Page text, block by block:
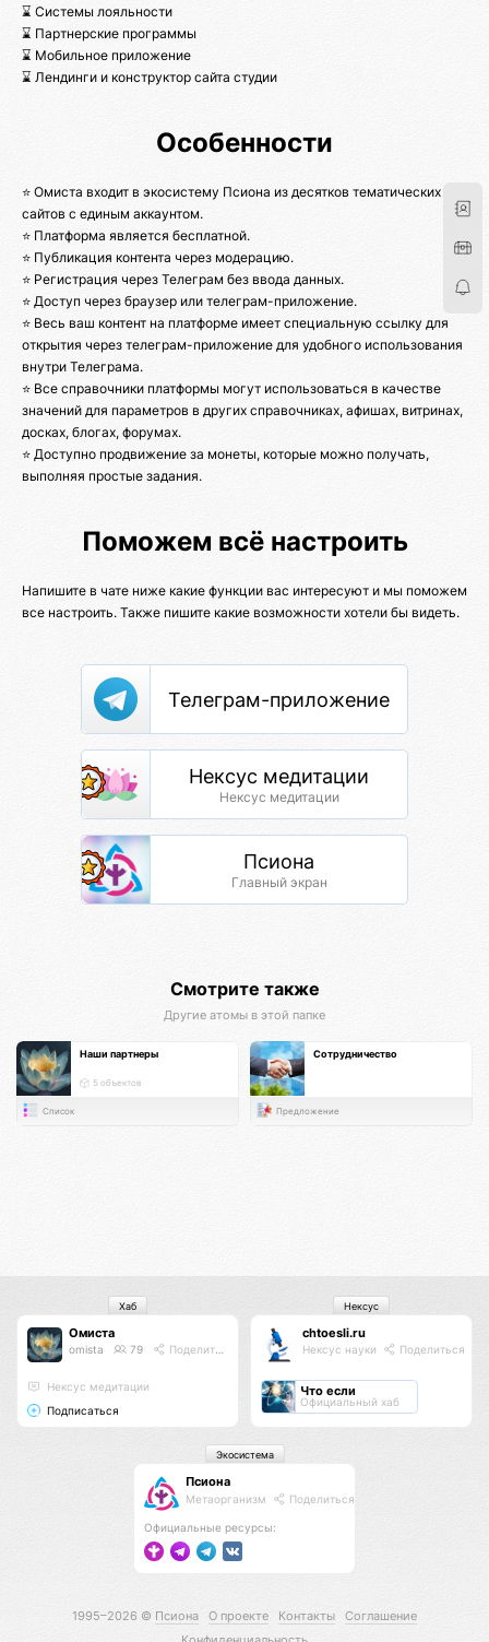
⌛ Системы лояльности
⌛ Партнерские программы
⌛ Мобильное приложение
⌛ Лендинги и конструктор сайта студии
Особенности
⭐ Омиста входит в экосистему Псиона из десятков тематических
сайтов с единым аккаунтом.
⭐ Платформа является бесплатной.
⭐ Публикация контента через модерацию.
⭐ Регистрация через Телеграм без ввода данных.
⭐ Доступ через браузер или телеграм-приложение.
⭐ Весь ваш контент на платформе имеет специальную ссылку для
открытия через телеграм-приложение для удобного использования
внутри Телеграма.
⭐ Все справочники платформы могут использоваться в качестве
значений для параметров в других справочниках, афишах, витринах,
досках, блогах, форумах.
⭐ Доступно продвижение за монеты, которые можно получать,
выполняя простые задания.
Поможем всё настроить
Напишите в чате ниже какие функции вас интересуют и мы поможем
все настроить. Также пишите какие возможности хотели бы видеть.
Телеграм-приложение
Нексус медитации
Нексус медитации
Псиона
Главный экран
Смотрите также
Другие атомы в этой папке
Наши партнеры
5 объектов
Список
Сотрудничество
Предложение
Омиста
omista 79 Поделиться
Нексус медитации
Подписаться
Хаб
chtoesli.ru
Нексус науки Поделиться
Что если
Официальный хаб
Нексус
Псиона
Метаорганизм Поделиться
Официальные ресурсы:
Экосистема
1995–2026 © Псиона О проекте Контакты
Соглашение